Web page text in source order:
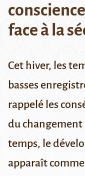
face à la
Cet hiver, les
basses
rappelé les
du changement
temps, le
apparaît